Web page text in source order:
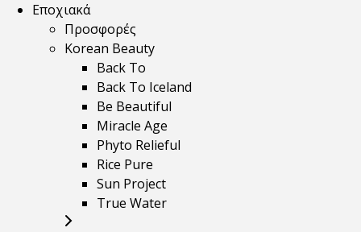
Εποχιακά
Προσφορές
Korean Beauty
Back To
Back To Iceland
Be Beautiful
Miracle Age
Phyto Relieful
Rice Pure
Sun Project
True Water